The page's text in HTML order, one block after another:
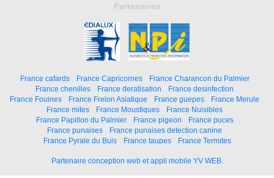
Partenaires
France cafards France Capricornes
France Charancon du Palmier
France chenilles
France deratisation
France desinfection
France Fouines
France Frelon Asiatique France guepes
France Merule
France mites
France Moustiques
France Nuisibles
France Papillon du Palmier
France pigeon
France puces
France punaises
France punaises detection canine
France Pyrale du Buis
France taupes France Termites
Partenaire conception web et appli mobile YV WEB.